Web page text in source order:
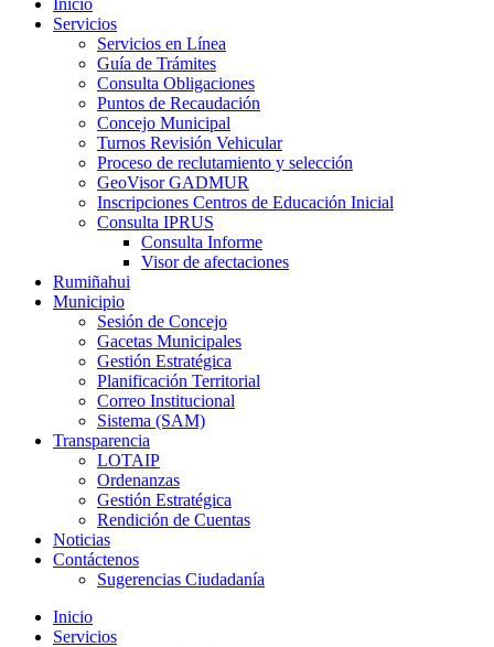
Inicio
Servicios
Servicios en Línea
Guía de Trámites
Consulta Obligaciones
Puntos de Recaudación
Concejo Municipal
Turnos Revisión Vehicular
Proceso de reclutamiento y selección
GeoVisor GADMUR
Inscripciones Centros de Educación Inicial
Consulta IPRUS
Consulta Informe
Visor de afectaciones
Rumiñahui
Municipio
Sesión de Concejo
Gacetas Municipales
Gestión Estratégica
Planificación Territorial
Correo Institucional
Sistema (SAM)
Transparencia
LOTAIP
Ordenanzas
Gestión Estratégica
Rendición de Cuentas
Noticias
Contáctenos
Sugerencias Ciudadanía
Inicio
Servicios